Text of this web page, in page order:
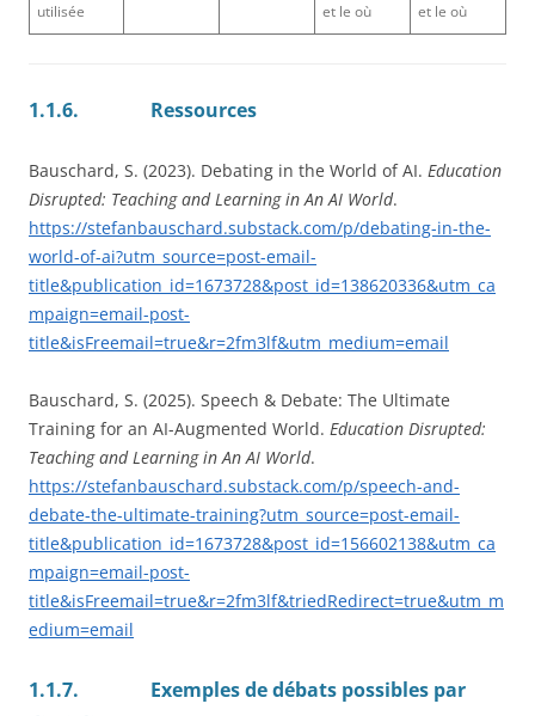
utilisée
et le où
et le où
1.1.6. Ressources
Bauschard, S. (2023). Debating in the World of AI. Education
Disrupted: Teaching and Learning in An AI World.
https://stefanbauschard.substack.com/p/debating-in-the-
world-of-ai?utm_source=post-email-
title&publication_id=1673728&post_id=138620336&utm_ca
mpaign=email-post-
title&isFreemail=true&r=2fm3lf&utm_medium=email
Bauschard, S. (2025). Speech & Debate: The Ultimate
Training for an AI-Augmented World. Education Disrupted:
Teaching and Learning in An AI World.
https://stefanbauschard.substack.com/p/speech-and-
debate-the-ultimate-training?utm_source=post-email-
title&publication_id=1673728&post_id=156602138&utm_ca
mpaign=email-post-
title&isFreemail=true&r=2fm3lf&triedRedirect=true&utm_m
edium=email
1.1.7. Exemples de débats possibles par